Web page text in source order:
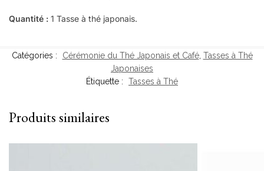
Quantité : 1 Tasse à thé japonais.
Catégories : Cérémonie du Thé Japonais et Café, Tasses à Thé
Japonaises
Étiquette :
Tasses à Thé
Produits similaires